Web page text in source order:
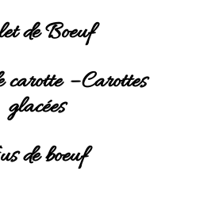
de Boeuf
carotte – Carottes
glacées
de boeuf